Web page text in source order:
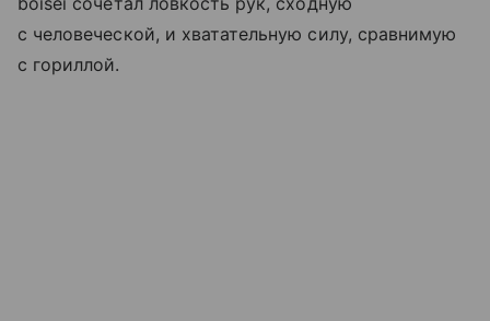
с человеческой, и хватательную силу, сравнимую
с гориллой.